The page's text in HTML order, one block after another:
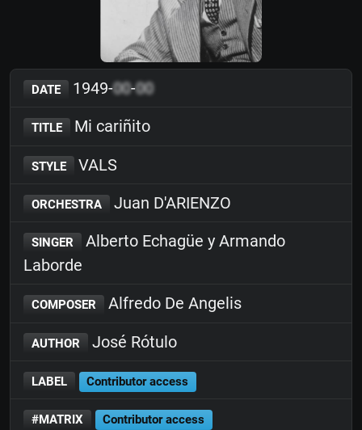
DATE 1949-00-00
TITLE Mi cariñito
STYLE VALS
ORCHESTRA Juan D'ARIENZO
SINGER
Alberto Echagüe y Armando
Laborde
COMPOSER Alfredo De Angelis
AUTHOR José Rótulo
LABEL Contributor access
#MATRIX Contributor access